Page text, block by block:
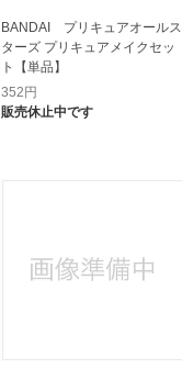
BANDAI プリキュアオールス
ターズ プリキュアメイクセッ
ト【単品】
352 円
販売休止中です